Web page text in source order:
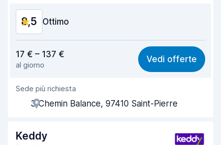
Condizioni dell'auto
8,5 Ottimo
8,5
Facile da trovare 8,2
Gentilezza degli agenti
Rapidità del ritiro
Rapidità della riconsegna 8,2
17 € – 137 €
al giorno
Vedi offerte
Sede più richiesta
3 Chemin Balance, 97410 Saint-Pierre
Keddy